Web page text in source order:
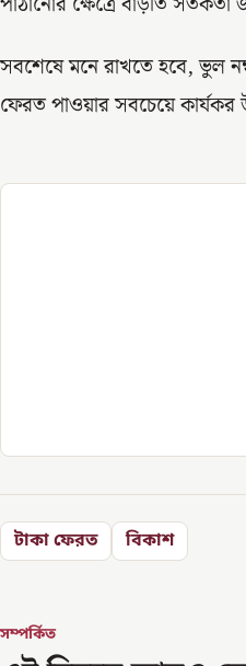
সবশেষে মনে রাখতে হবে, ভুল
ফেরত পাওয়ার সবচেয়ে কার্যকর
টাকা ফেরত বিকাশ
সম্পর্কিত